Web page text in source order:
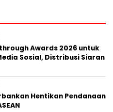
Awards 2026 untuk
Sosial, Distribusi Siaran
Hentikan Pendanaan